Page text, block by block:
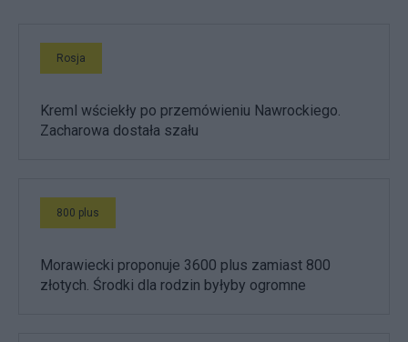
Rosja
Kreml wściekły po przemówieniu Nawrockiego.
Zacharowa dostała szału
800 plus
Morawiecki proponuje 3600 plus zamiast 800
złotych. Środki dla rodzin byłyby ogromne